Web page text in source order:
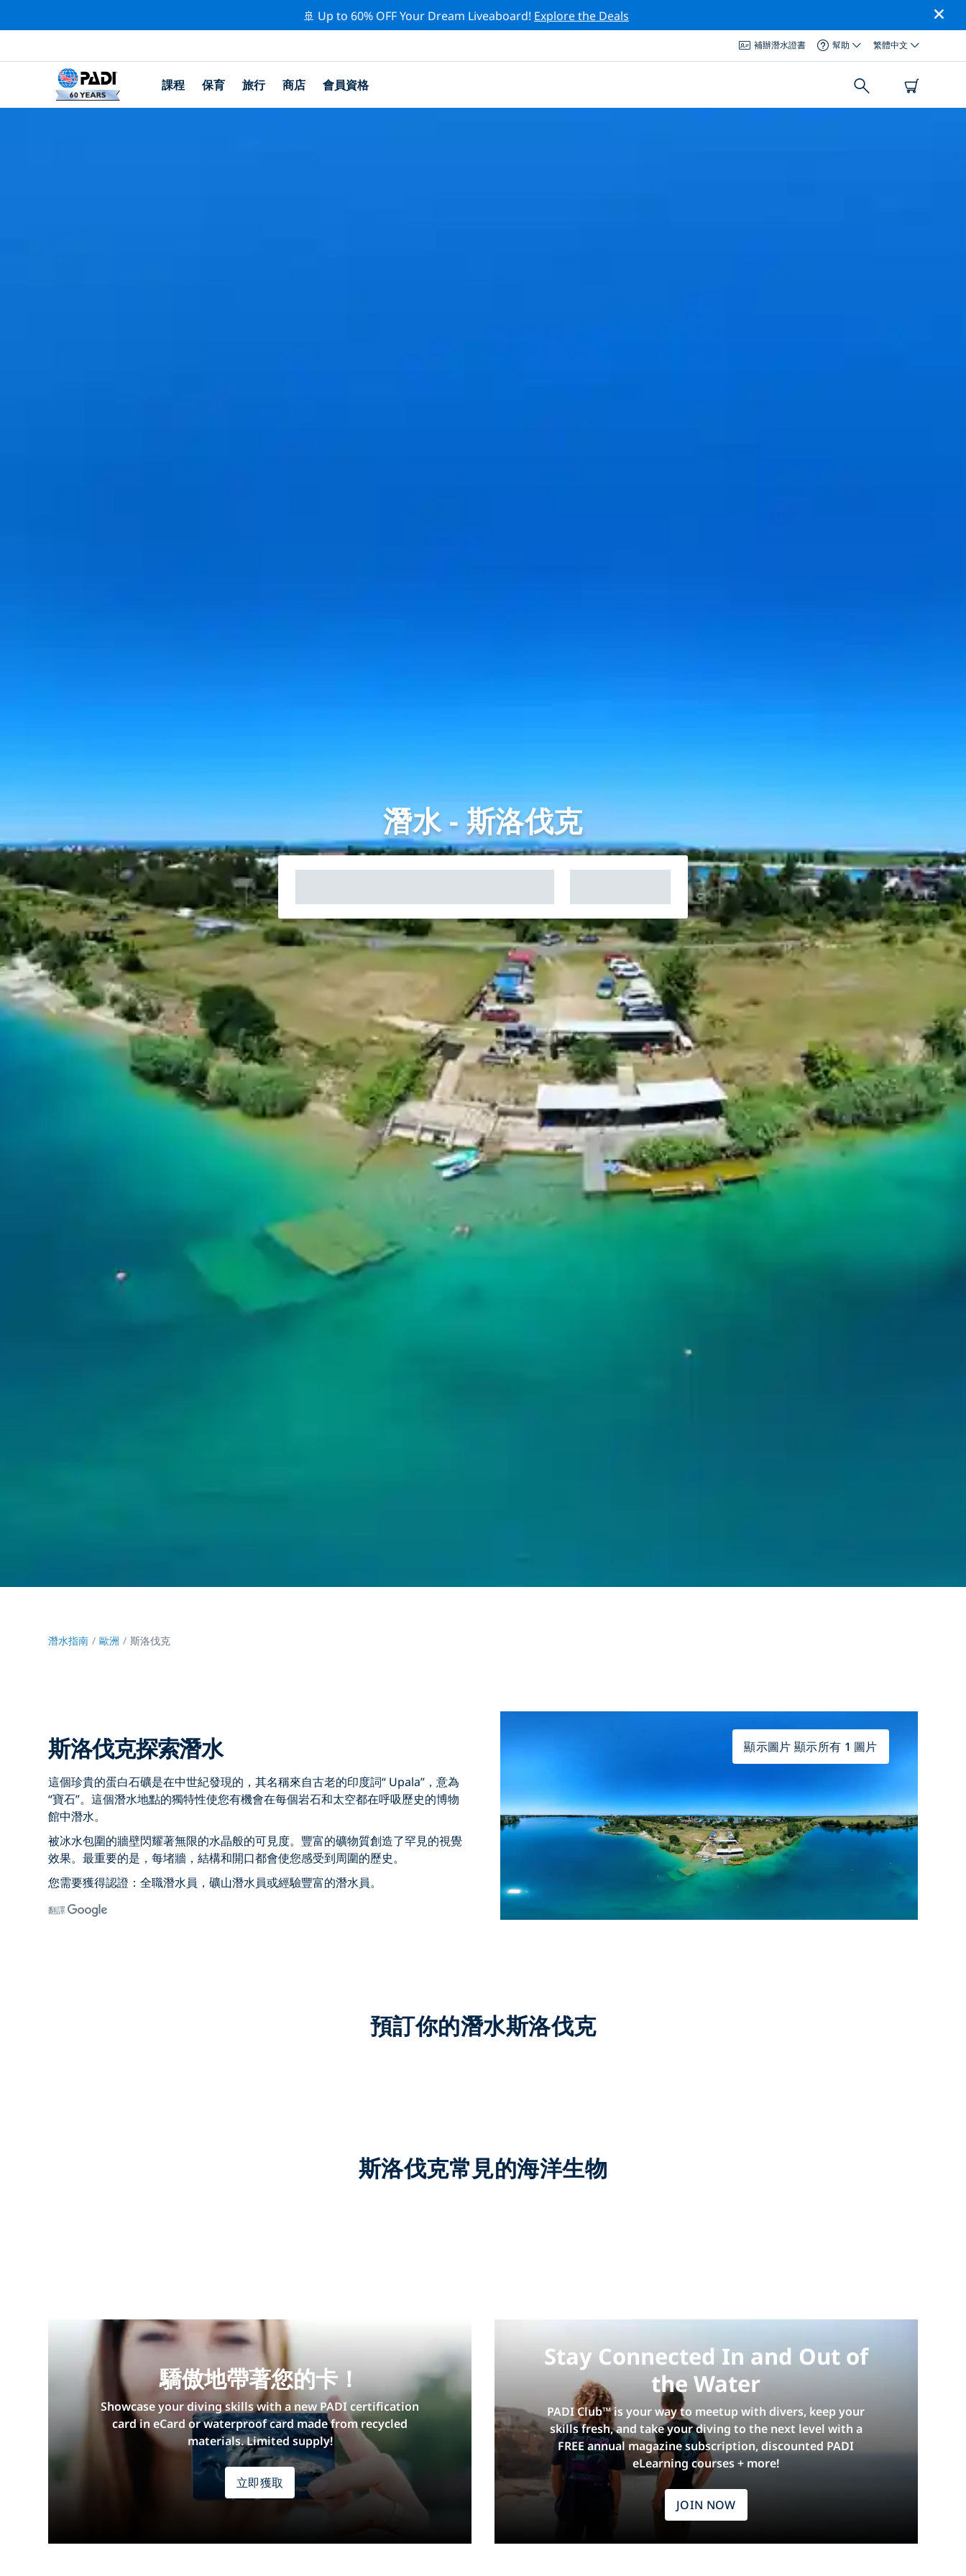
🚢 Up to 60% OFF Your Dream Liveaboard! Explore the Deals
補辦潛水證書 幫助 繁體中文
課程 保育 旅行 商店 會員資格
潛水 - 斯洛伐克
潛水指南 歐洲 斯洛伐克
斯洛伐克探索潛水
這個珍貴的蛋白石礦是在中世紀發現的，其名稱來自古老的印度詞“ Upala”，意為
“寶石”。這個潛水地點的獨特性使您有機會在每個岩石和太空都在呼吸歷史的博物
館中潛水。
被冰水包圍的牆壁閃耀著無限的水晶般的可見度。豐富的礦物質創造了罕見的視覺
效果。最重要的是，每堵牆，結構和開口都會使您感受到周圍的歷史。
您需要獲得認證：全職潛水員，礦山潛水員或經驗豐富的潛水員。
翻譯
顯示圖片 顯示所有 1 圖片
預訂你的潛水斯洛伐克
斯洛伐克常見的海洋生物
驕傲地帶著您的卡！
Showcase your diving skills with a new PADI certification
card in eCard or waterproof card made from recycled
materials. Limited supply!
立即獲取
Stay Connected In and Out of
the Water
PADI Club™ is your way to meetup with divers, keep your
skills fresh, and take your diving to the next level with a
FREE annual magazine subscription, discounted PADI
eLearning courses + more!
JOIN NOW